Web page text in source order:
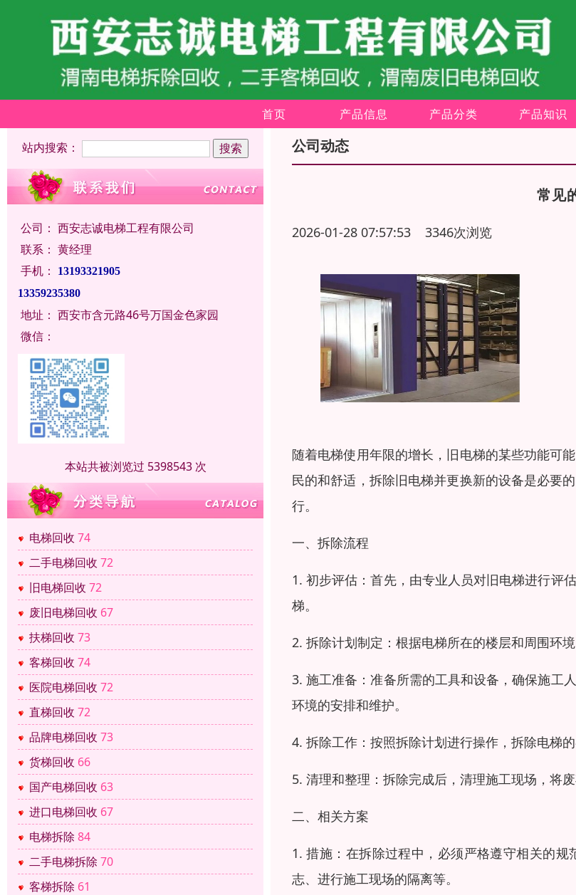
首页 产品信息 产品分类 产品知识
站内搜索：
公司： 西安志诚电梯工程有限公司
联系： 黄经理
手机：
13193321905
13359235380
地址： 西安市含元路46号万国金色家园
微信：
本站共被浏览过 5398543 次
电梯回收 74
二手电梯回收 72
旧电梯回收 72
废旧电梯回收 67
扶梯回收 73
客梯回收 74
医院电梯回收 72
直梯回收 72
品牌电梯回收 73
货梯回收 66
国产电梯回收 63
进口电梯回收 67
电梯拆除 84
二手电梯拆除 70
客梯拆除 61
公司动态
常见
2026-01-28 07:57:53 3346次浏览
随着电梯使用年限的增长，旧电梯的某些功能可
民的和舒适，拆除旧电梯并更换新的设备是必要
行。
一、拆除流程
1. 初步评估：首先，由专业人员对旧电梯进行评
梯。
2. 拆除计划制定：根据电梯所在的楼层和周围环
3. 施工准备：准备所需的工具和设备，确保施工
环境的安排和维护。
4. 拆除工作：按照拆除计划进行操作，拆除电梯
5. 清理和整理：拆除完成后，清理施工现场，将
二、相关方案
1. 措施：在拆除过程中，必须严格遵守相关的
志、进行施工现场的隔离等。